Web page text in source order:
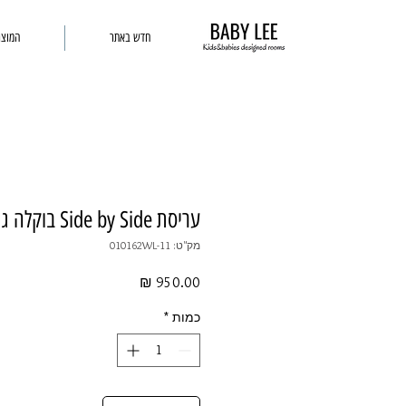
חדש באתר
עריסת Side by Side בוקלה גוון קרם
מק"ט: 010162WL-11
כמות *